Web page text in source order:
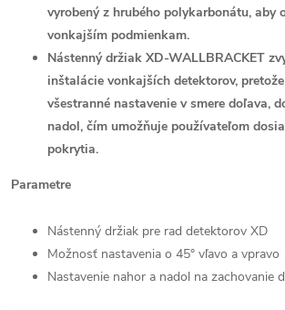
vyrobený z hrubého polykarbonátu, aby
vonkajším podmienkam.
Nástenný držiak XD-WALLBRACKET
inštalácie vonkajších detektorov,
všestranné nastavenie v smere doľava,
nadol, čím umožňuje používateľom
pokrytia.
Parametre
Nástenný držiak pre rad detektorov XD
Možnosť nastavenia o 45° vľavo a vpravo
Nastavenie nahor a nadol na zachovanie